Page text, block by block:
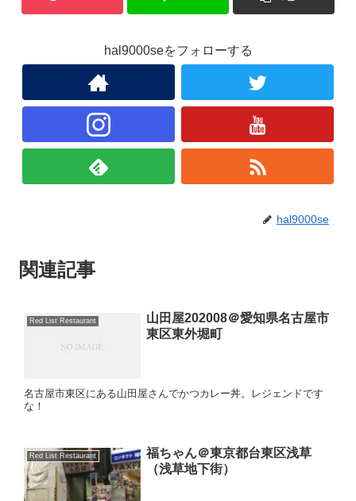
hal9000seをフォローする
hal9000se
関連記事
Red List Restaurant
山田屋202008＠愛知県名古屋市
東区東外堀町
名古屋市東区にある山田屋さんでかつカレー丼。レジェンドです
な！
Red List Restaurant
福ちゃん＠東京都台東区浅草
（浅草地下街）